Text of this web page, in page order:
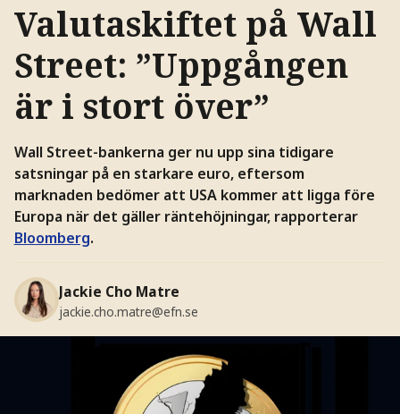
Valutaskiftet på Wall
Street: ”Uppgången
är i stort över”
Wall Street-bankerna ger nu upp sina tidigare
satsningar på en starkare euro, eftersom
marknaden bedömer att USA kommer att ligga före
Europa när det gäller räntehöjningar, rapporterar
Bloomberg.
Jackie Cho Matre
jackie.cho.matre@efn.se